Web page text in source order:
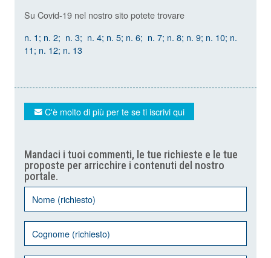
Su Covid-19 nel nostro sito potete trovare
n. 1; n. 2; n. 3; n. 4; n. 5; n. 6; n. 7; n. 8; n. 9; n. 10; n.
11; n. 12; n. 13
C'è molto di più per te se ti iscrivi qui
Mandaci i tuoi commenti, le tue richieste e le tue
proposte per arricchire i contenuti del nostro
portale.